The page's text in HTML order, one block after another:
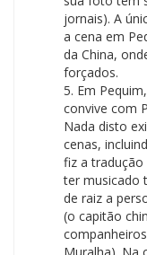
jornais). A
a cena em
da China,
forçados.
5. Em
convive com
Nada disto
cenas,
fiz a
ter musicado
de raiz a
(o capitão